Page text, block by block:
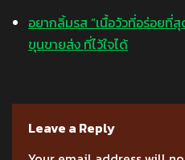
อยากลิ้มรส “เนื้อวัวที่อร่อยที่สุ
ขุนขายส่ง ที่ไว้ใจได้
Leave a Reply